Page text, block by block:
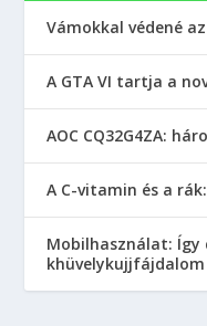
Vámokkal védené
A GTA VI tartja a
AOC CQ32G4ZA:
A C-vitamin és a
Mobilhasználat: Így
khüvelykujjfájdalom